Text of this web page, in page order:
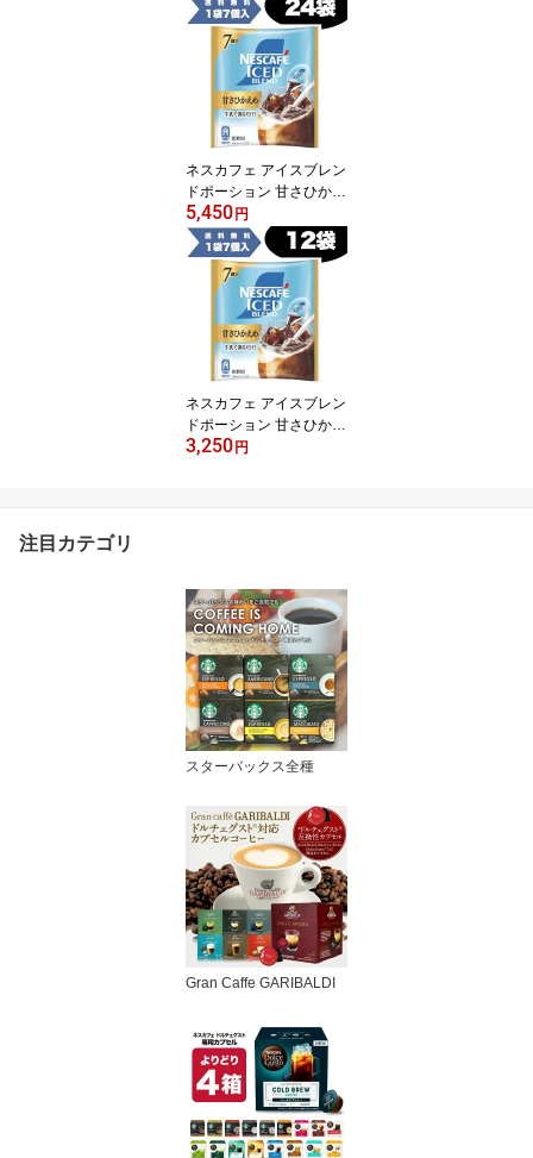
ネスレ ネスカフェ コー
ネスカフェ アイスブレン
ドポーション 甘さひかえ
め 7個入×24袋【3～4
営業日以内に出荷】【送
料無料】ネスレ ネスカフ
ェ コーヒー
5,450 円
ネスカフェ アイスブレン
ドポーション 甘さひかえ
め 7個入×12袋【3～4
3,250 円
注目カテゴリ
スターバックス全種
Gran Caffe GARIBALDI